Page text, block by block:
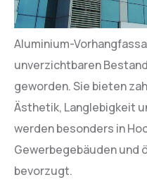
Aluminium-
unverzichtbaren
geworden. Sie bieten
Ästhetik, Langlebigkeit
werden besonders in
Gewerbegebäuden und
bevorzugt.